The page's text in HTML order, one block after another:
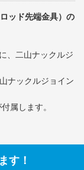
ッド先端金具）の
、二山ナックルジ
ナックルジョイン
属します。
す！